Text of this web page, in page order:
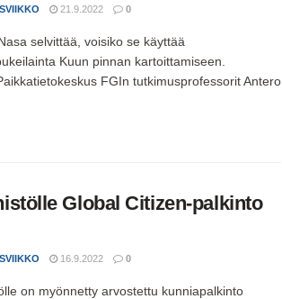
21.9.2022 0
selvittää, voisiko se käyttää
Kuun pinnan kartoittamiseen.
FGIn tutkimusprofessorit Antero
Global Citizen-palkinto
16.9.2022 0
on myönnetty arvostettu kunniapalkinto